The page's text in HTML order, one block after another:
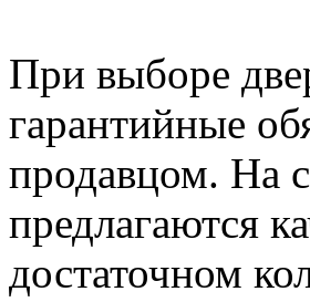
При выборе
гарантийные
продавцом. На
предлагаются
достаточном